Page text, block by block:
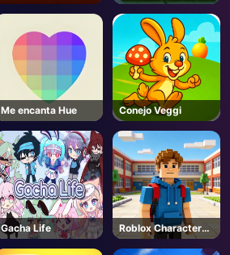
pelota
Me encanta Hue Conejo Veggi
Gacha Life
Roblox Character
Generator